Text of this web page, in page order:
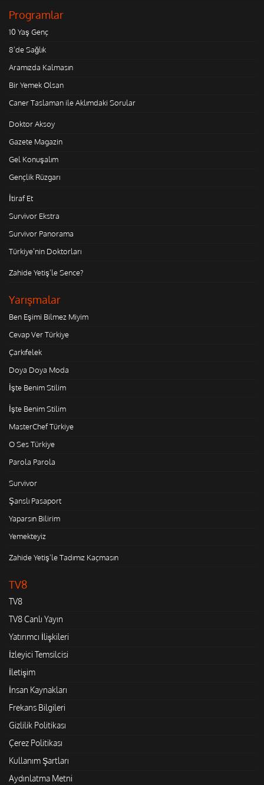
Programlar
10 Yaş Genç
8'de Sağlık
Aramızda Kalmasın
Bir Yemek Olsan
Caner Taslaman ile Aklımdaki Sorular
Doktor Aksoy
Gazete Magazin
Gel Konuşalım
Gençlik Rüzgarı
İtiraf Et
Survivor Ekstra
Survivor Panorama
Türkiye'nin Doktorları
Zahide Yetiş'le Sence?
Yarışmalar
Ben Eşimi Bilmez Miyim
Cevap Ver Türkiye
Çarkıfelek
Doya Doya Moda
İşte Benim Stilim
İşte Benim Stilim
MasterChef Türkiye
O Ses Türkiye
Parola Parola
Survivor
Şanslı Pasaport
Yaparsın Bilirim
Yemekteyiz
Zahide Yetiş'le Tadımız Kaçmasın
TV8
TV8
TV8 Canlı Yayın
Yatırımcı İlişkileri
İzleyici Temsilcisi
İletişim
İnsan Kaynakları
Frekans Bilgileri
Gizlilik Politikası
Çerez Politikası
Kullanım Şartları
Aydınlatma Metni